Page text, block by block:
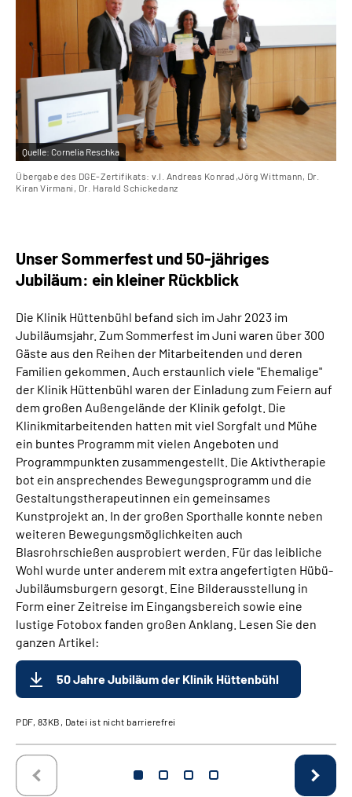
Quelle: Cornelia Reschka
Übergabe des DGE-Zertifikats: v.l. Andreas Konrad,Jörg Wittmann, Dr.
Kiran Virmani, Dr. Harald Schickedanz
Unser Sommerfest und 50-jähriges
Jubiläum: ein kleiner Rückblick
Die Klinik Hüttenbühl befand sich im Jahr 2023 im
Jubiläumsjahr. Zum Sommerfest im Juni waren über 300
Gäste aus den Reihen der Mitarbeitenden und deren
Familien gekommen. Auch erstaunlich viele "Ehemalige"
der Klinik Hüttenbühl waren der Einladung zum Feiern auf
dem großen Außengelände der Klinik gefolgt. Die
Klinikmitarbeitenden hatten mit viel Sorgfalt und Mühe
ein buntes Programm mit vielen Angeboten und
Programmpunkten zusammengestellt. Die Aktivtherapie
bot ein ansprechendes Bewegungsprogramm und die
Gestaltungstherapeutinnen ein gemeinsames
Kunstprojekt an. In der großen Sporthalle konnte neben
weiteren Bewegungsmöglichkeiten auch
Blasrohrschießen ausprobiert werden. Für das leibliche
Wohl wurde unter anderem mit extra angefertigten Hübü-
Jubiläumsburgern gesorgt. Eine Bilderausstellung in
Form einer Zeitreise im Eingangsbereich sowie eine
lustige Fotobox fanden großen Anklang. Lesen Sie den
ganzen Artikel:
50 Jahre Jubiläum der Klinik Hüttenbühl
PDF, 83KB, Datei ist nicht barrierefrei